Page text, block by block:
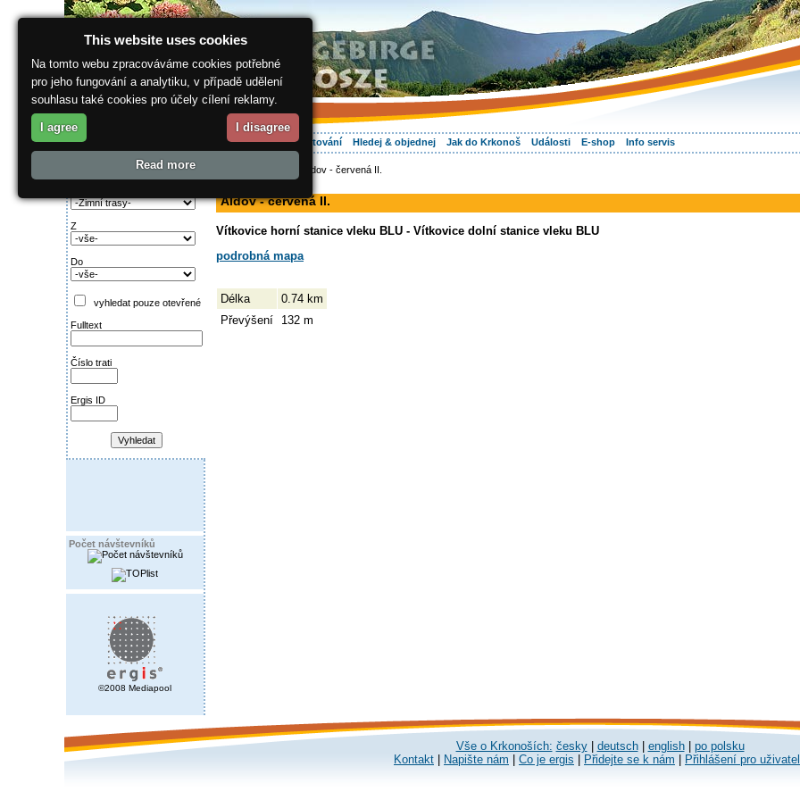
O regionu Vaše dovolená Ubytování Hledej & objednej Jak do Krkonoš Události E-shop Info servis
Najděte si:
Z
Do
vyhledat pouze otevřené
Fulltext
Číslo trati
Ergis ID
Počet návštevníků
©2008 Mediapool
> Aldov - červená II.
Aldov - červená II.
Vítkovice horní stanice vleku BLU - Vítkovice dolní stanice vleku BLU
podrobná mapa
Délka
0.74 km
Převýšení
132 m
Vše o Krkonoších: česky| deutsch| english| po polsku
Kontakt
Napište nám Co je ergis Přidejte se k nám Přihlášení pro
This website uses cookies
Na tomto webu zpracováváme cookies potřebné
pro jeho fungování a analytiku, v případě udělení
souhlasu také cookies pro účely cílení reklamy.
I agree I disagree
Read more